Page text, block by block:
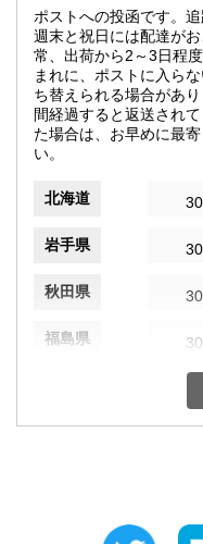
ポストへの投函です。追
週末と祝日には配達が
常、出荷から2～3日程
まれに、ポストに入ら
ち替えられる場合があ
間経過すると返送され
た場合は、お早めに最
い。
北海道
岩手県
秋田県
福島県
埼玉県